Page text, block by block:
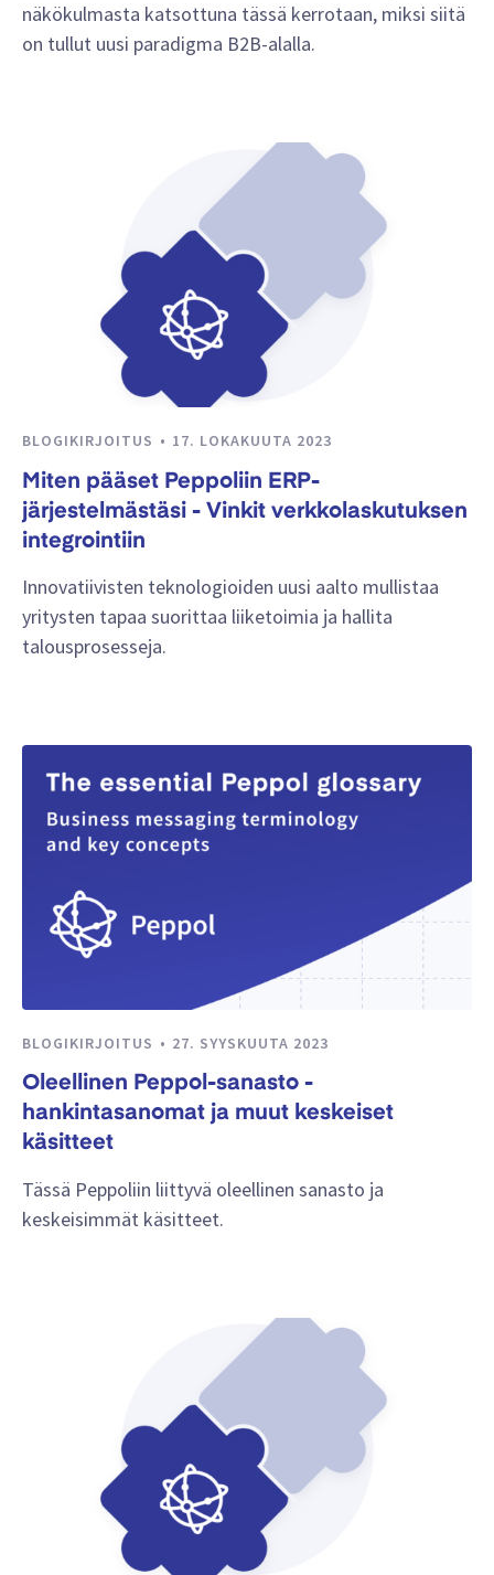
näkökulmasta katsottuna tässä kerrotaan, miksi siitä
on tullut uusi paradigma B2B-alalla.
BLOGIKIRJOITUS 17. LOKAKUUTA 2023
Miten pääset Peppoliin ERP-
järjestelmästäsi - Vinkit verkkolaskutuksen
integrointiin
Innovatiivisten teknologioiden uusi aalto mullistaa
yritysten tapaa suorittaa liiketoimia ja hallita
talousprosesseja.
BLOGIKIRJOITUS 27. SYYSKUUTA 2023
Oleellinen Peppol-sanasto -
hankintasanomat ja muut keskeiset
käsitteet
Tässä Peppoliin liittyvä oleellinen sanasto ja
keskeisimmät käsitteet.